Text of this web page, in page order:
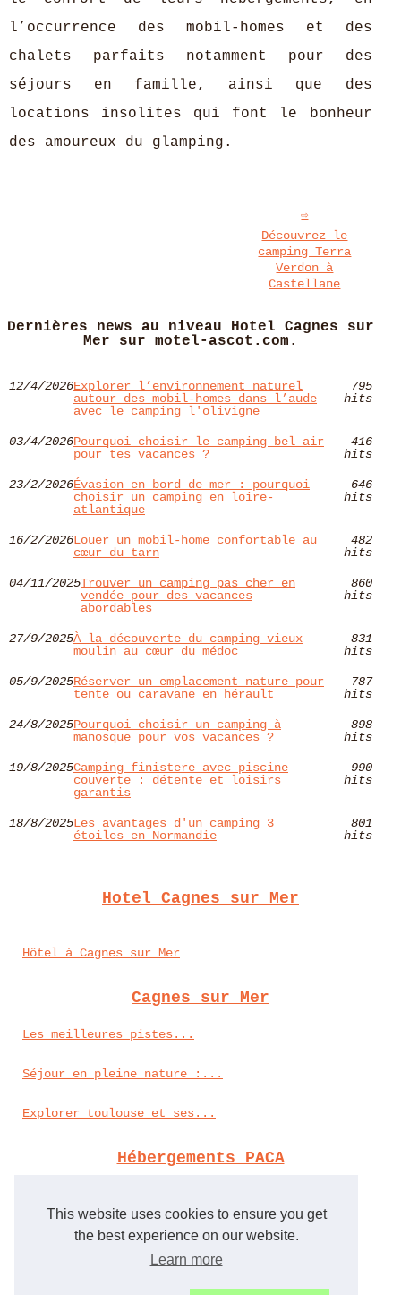
This website uses cookies to ensure you get
the best experience on our website.
Learn more
l’occurrence des mobil-homes et des
chalets parfaits notamment pour des
séjours en famille, ainsi que des
locations insolites qui font le bonheur
des amoureux du glamping.
Découvrez le
camping Terra
Verdon à
Castellane
Dernières news au niveau Hotel Cagnes sur
Mer sur motel-ascot.com.
12/4/2026Explorer l’environnement naturel
autour des mobil-homes dans l’aude
avec le camping l'olivigne
795
hits
03/4/2026Pourquoi choisir le camping bel air
pour tes vacances ?
416
hits
23/2/2026Évasion en bord de mer : pourquoi
choisir un camping en loire-
atlantique
646
hits
16/2/2026Louer un mobil-home confortable au
cœur du tarn
482
hits
04/11/2025Trouver un camping pas cher en
vendée pour des vacances
abordables
860
hits
27/9/2025À la découverte du camping vieux
moulin au cœur du médoc
831
hits
05/9/2025Réserver un emplacement nature pour
tente ou caravane en hérault
787
hits
24/8/2025Pourquoi choisir un camping à
manosque pour vos vacances ?
898
hits
19/8/2025Camping finistere avec piscine
couverte : détente et loisirs
garantis
990
hits
18/8/2025Les avantages d'un camping 3
étoiles en Normandie
801
hits
Hotel Cagnes sur Mer
Hôtel à Cagnes sur Mer
Cagnes sur Mer
Les meilleures pistes...
Séjour en pleine nature :...
Explorer toulouse et ses...
Hébergements PACA
Pourquoi choisir le camping...